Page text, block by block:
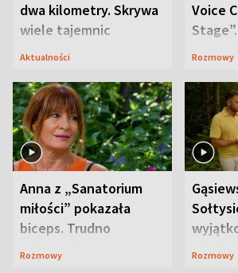
dwa kilometry. Skrywa
wiele tajemnic
Aktualności
Voice
Rozmowy
Anna z „Sanatorium
miłości” pokazała
biceps. Trudno
uwierzyć, co przeszła
Rozmowy
szlaku
Rozmowy